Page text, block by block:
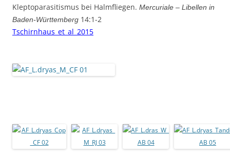
Kleptoparasitismus bei Halmfliegen. Mercuriale – Libellen in
Baden-Württemberg 14:1-2
Tschirnhaus_et_al_2015